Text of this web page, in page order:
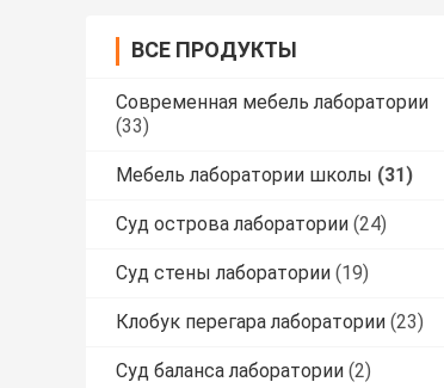
ВСЕ ПРОДУКТЫ
Современная мебель лаборатории
(33)
Мебель лаборатории школы (31)
Суд острова лаборатории (24)
Суд стены лаборатории (19)
Клобук перегара лаборатории (23)
Суд баланса лаборатории (2)